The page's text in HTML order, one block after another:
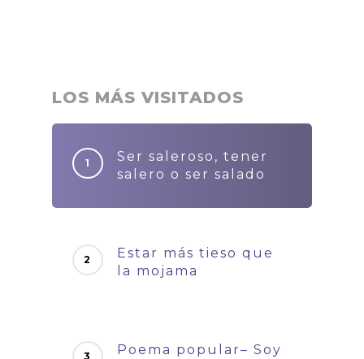
LOS MÁS VISITADOS
Ser saleroso, tener
salero o ser salado
Estar más tieso que
la mojama
Poema popular– Soy